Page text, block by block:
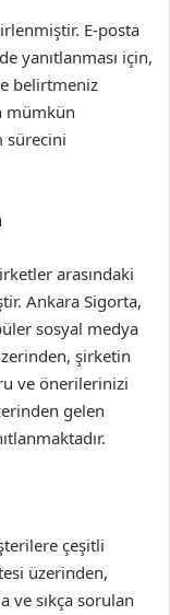
E-posta
yanıtlanması için,
belirtmeniz
mümkün
sürecini
arasındaki
Ankara Sigorta,
sosyal medya
şirketin
ve önerilerinizi
gelen
çeşitli
üzerinden,
ve sıkça sorulan